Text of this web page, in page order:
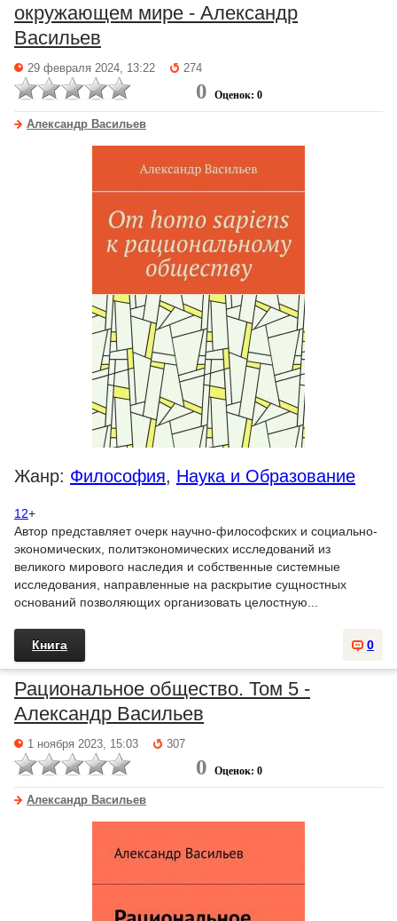
окружающем мире - Александр
Васильев
29 февраля 2024, 13:22 274
0 Оценок: 0
Александр Васильев
Жанр: Философия, Наука и Образование
12+
Автор представляет очерк научно-философских и социально-
экономических, политэкономических исследований из
великого мирового наследия и собственные системные
исследования, направленные на раскрытие сущностных
оснований позволяющих организовать целостную...
0
Книга
Рациональное общество. Том 5 -
Александр Васильев
1 ноября 2023, 15:03 307
0 Оценок: 0
Александр Васильев